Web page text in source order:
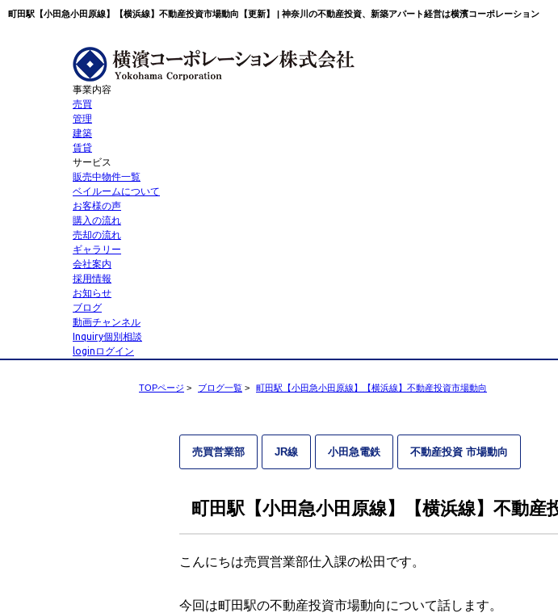
町田駅【小田急小田原線】【横浜線】不動産投資市場動向【更新】 | 神奈川の不動産投資、新築アパート経営は横濱コーポレーション
事業内容
売買
管理
建築
賃貸
サービス
販売中物件一覧
ベイルームについて
お客様の声
購入の流れ
売却の流れ
ギャラリー
会社案内
採用情報
お知らせ
ブログ
動画チャンネル
Inquiry個別相談
login ログイン
TOPページ > ブログ一覧 > 町田駅【小田急小田原線】【横浜線】不動産投資市場動向
売買営業部 JR線 小田急電鉄 不動産投資 市場動向
町田駅【小田急小田原線】【横浜線】不動産
こんにちは売買営業部仕入課の松田です。
今回は町田駅の不動産投資市場動向について話します。